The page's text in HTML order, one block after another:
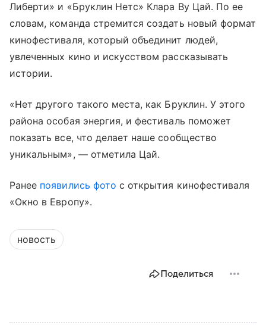
Либерти» и «Бруклин Нетс» Клара Ву Цай. По ее
словам, команда стремится создать новый формат
кинофестиваля, который объединит людей,
увлеченных кино и искусством рассказывать
истории.
«Нет другого такого места, как Бруклин. У этого
района особая энергия, и фестиваль поможет
показать все, что делает наше сообщество
уникальным», — отметила Цай.
Ранее появились фото с открытия кинофестиваля
«Окно в Европу».
новость
Поделиться